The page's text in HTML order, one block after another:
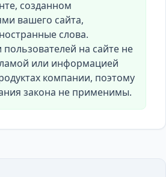
созданном
вашего сайта,
слова.
на сайте не
или информацией
компании, поэтому
закона не применимы.